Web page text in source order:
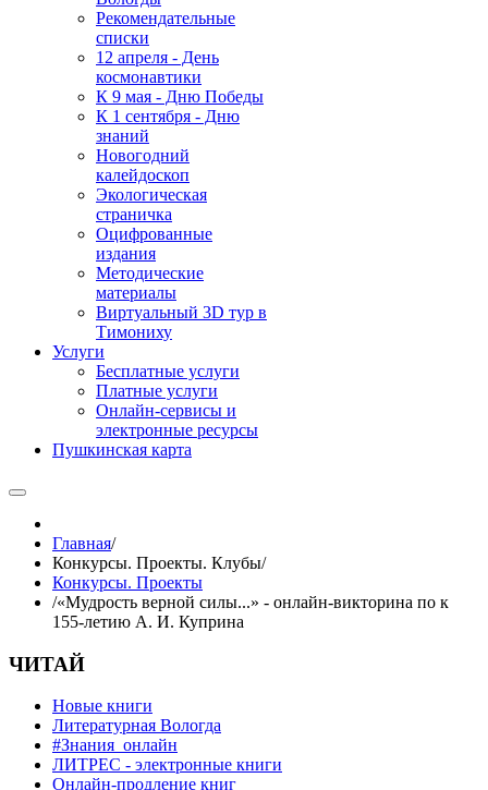
Рекомендательные
списки
12 апреля - День
космонавтики
К 9 мая - Дню Победы
К 1 сентября - Дню
знаний
Новогодний
калейдоскоп
Экологическая
страничка
Оцифрованные
издания
Методические
материалы
Виртуальный 3D тур в
Тимониху
Услуги
Бесплатные услуги
Платные услуги
Онлайн-сервисы и
электронные ресурсы
Пушкинская карта
Главная/
Конкурсы. Проекты. Клубы/
Конкурсы. Проекты
/«Мудрость верной силы...» - онлайн-викторина по к
155-летию А. И. Куприна
ЧИТАЙ
Новые книги
Литературная Вологда
#Знания_онлайн
ЛИТРЕС - электронные книги
Онлайн-продление книг